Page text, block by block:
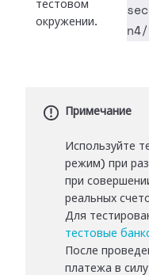
тестовом
окружении.
Примечание
Используйте
режим) при
при
реальных
Для
тестовые
После
платежа в